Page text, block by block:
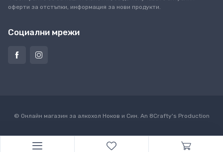
оферти за отстъпки, информация за нови продукти.
Социални мрежи
© Онлайн магазин за алкохол Ноков и Син. An 8Crafty's Production